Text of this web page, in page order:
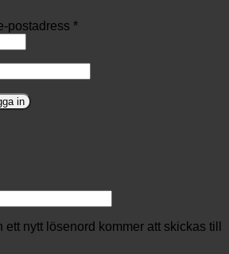
postadress *Obligatoriskt
in
ett nytt lösenord kommer att skickas till